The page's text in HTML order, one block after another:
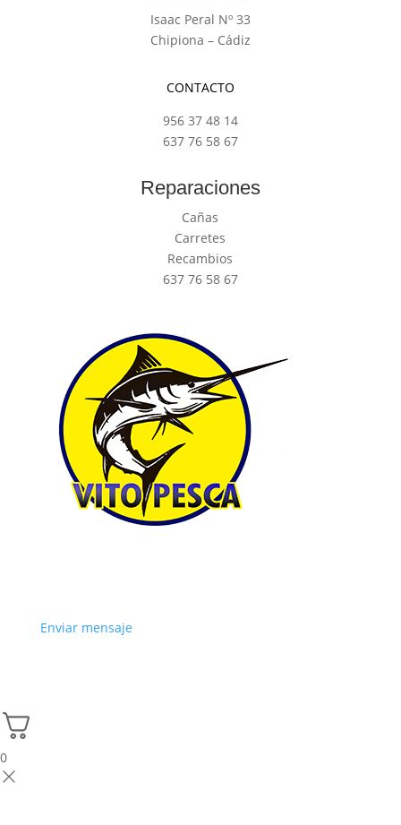
Isaac Peral Nº 33
Chipiona – Cádiz
CONTACTO
956 37 48 14
637 76 58 67
Reparaciones
Cañas
Carretes
Recambios
637 76 58 67
Enviar mensaje
0